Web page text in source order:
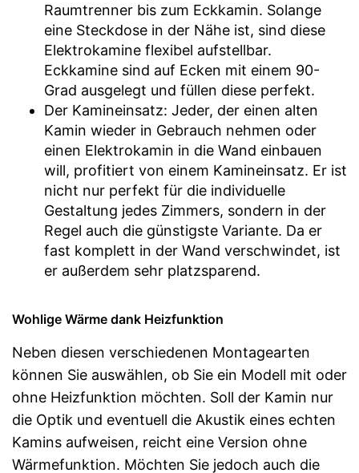
Raumtrenner bis zum Eckkamin. Solange
eine Steckdose in der Nähe ist, sind diese
Elektrokamine flexibel aufstellbar.
Eckkamine sind auf Ecken mit einem 90-
Grad ausgelegt und füllen diese perfekt.
Der Kamineinsatz: Jeder, der einen alten
Kamin wieder in Gebrauch nehmen oder
einen Elektrokamin in die Wand einbauen
will, profitiert von einem Kamineinsatz. Er ist
nicht nur perfekt für die individuelle
Gestaltung jedes Zimmers, sondern in der
Regel auch die günstigste Variante. Da er
fast komplett in der Wand verschwindet, ist
er außerdem sehr platzsparend.
Wohlige Wärme dank Heizfunktion
Neben diesen verschiedenen Montagearten
können Sie auswählen, ob Sie ein Modell mit oder
ohne Heizfunktion möchten. Soll der Kamin nur
die Optik und eventuell die Akustik eines echten
Kamins aufweisen, reicht eine Version ohne
Wärmefunktion. Möchten Sie jedoch auch die